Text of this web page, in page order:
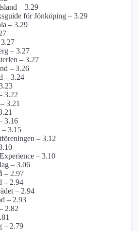
– 3.29
för Jönköping – 3.29
– 3.29
– 3.27
– 3.27
– 3.26
– 3.24
3.22
3.21
3.16
3.15
– 3.12
– 3.10
– 3.06
– 2.97
– 2.94
– 2.94
– 2.93
2.82
– 2.79